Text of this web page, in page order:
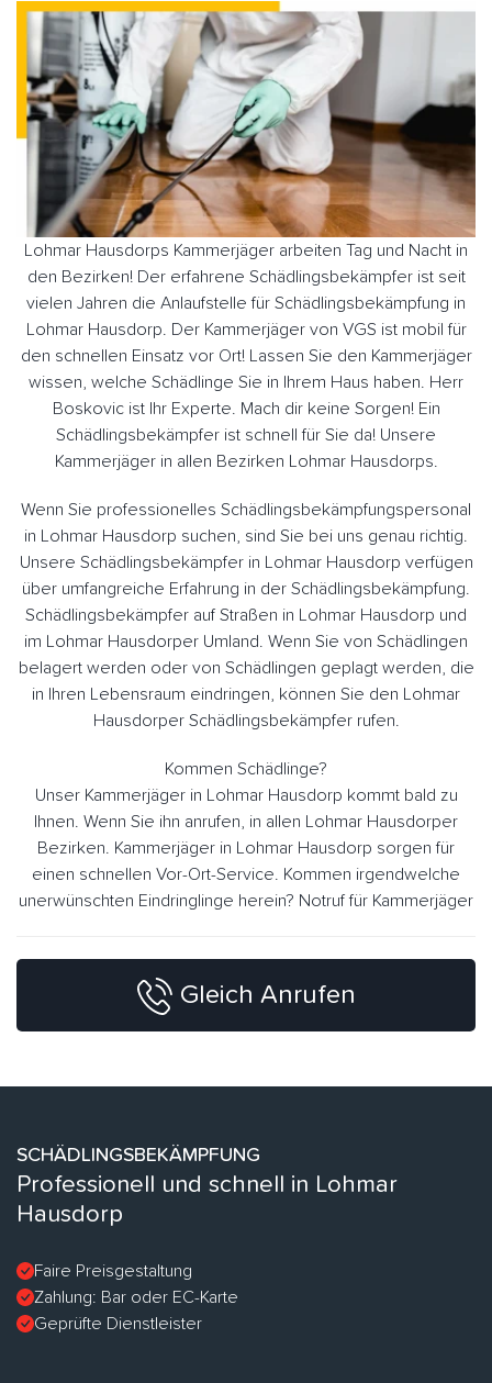
Lohmar Hausdorps Kammerjäger arbeiten Tag und Nacht in
den Bezirken! Der erfahrene Schädlingsbekämpfer ist seit
vielen Jahren die Anlaufstelle für Schädlingsbekämpfung in
Lohmar Hausdorp. Der Kammerjäger von VGS ist mobil für
den schnellen Einsatz vor Ort! Lassen Sie den Kammerjäger
wissen, welche Schädlinge Sie in Ihrem Haus haben. Herr
Boskovic ist Ihr Experte. Mach dir keine Sorgen! Ein
Schädlingsbekämpfer ist schnell für Sie da! Unsere
Kammerjäger in allen Bezirken Lohmar Hausdorps.
Wenn Sie professionelles Schädlingsbekämpfungspersonal
in Lohmar Hausdorp suchen, sind Sie bei uns genau richtig.
Unsere Schädlingsbekämpfer in Lohmar Hausdorp verfügen
über umfangreiche Erfahrung in der Schädlingsbekämpfung.
Schädlingsbekämpfer auf Straßen in Lohmar Hausdorp und
im Lohmar Hausdorper Umland. Wenn Sie von Schädlingen
belagert werden oder von Schädlingen geplagt werden, die
in Ihren Lebensraum eindringen, können Sie den Lohmar
Hausdorper Schädlingsbekämpfer rufen.
Kommen Schädlinge?
Unser Kammerjäger in Lohmar Hausdorp kommt bald zu
Ihnen. Wenn Sie ihn anrufen, in allen Lohmar Hausdorper
Bezirken. Kammerjäger in Lohmar Hausdorp sorgen für
einen schnellen Vor-Ort-Service. Kommen irgendwelche
unerwünschten Eindringlinge herein? Notruf für Kammerjäger
Gleich Anrufen
SCHÄDLINGSBEKÄMPFUNG
Professionell und schnell in Lohmar
Hausdorp
Faire Preisgestaltung
Zahlung: Bar oder EC-Karte
Geprüfte Dienstleister